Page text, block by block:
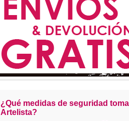
¿Qué medidas de seguridad toma
Artelista?